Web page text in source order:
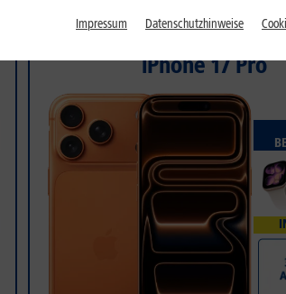
PREISSTURZ
iPhone 17 Pro
Impressum Datenschutzhinweise